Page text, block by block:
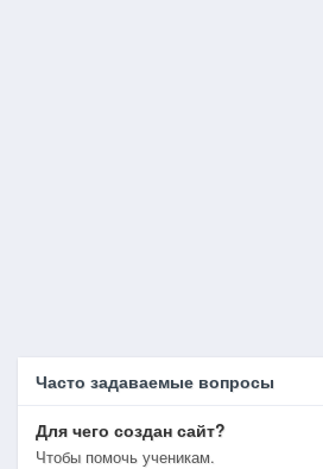
Часто задаваемые вопросы
Для чего создан сайт?
Чтобы помочь ученикам.